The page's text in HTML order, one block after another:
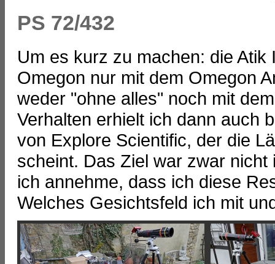
PS 72/432
Um es kurz zu machen: die
Omegon nur mit dem Omegon
weder "ohne alles" noch mit
Verhalten erhielt ich dann auch
von Explore Scientific, der die
scheint. Das Ziel war zwar
ich annehme, dass ich diese
Welches Gesichtsfeld ich mit